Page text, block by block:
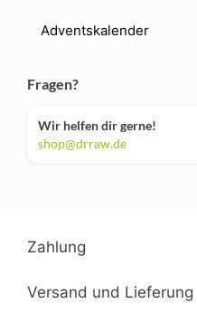
Adventskalender
Fragen?
Wir helfen dir gerne!
shop@drraw.de
Zahlung
Versand und Lieferung